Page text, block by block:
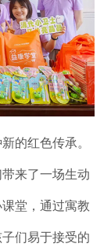
的红色传承。
来了一场生动
堂，通过寓教
们易于接受的